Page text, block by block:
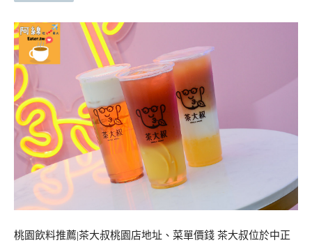
桃園飲料推薦|茶大叔桃園店地址、菜單價錢 茶大叔位於中正